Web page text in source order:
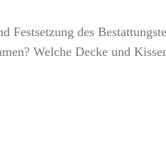
Festsetzung des
Welche Decke und